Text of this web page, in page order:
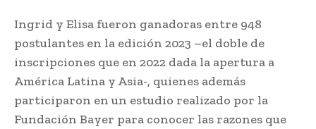
Ingrid y Elisa fueron ganadoras entre 948
postulantes en la edición 2023 –el doble de
inscripciones que en 2022 dada la apertura a
América Latina y Asia-, quienes además
participaron en un estudio realizado por la
Fundación Bayer para conocer las razones que